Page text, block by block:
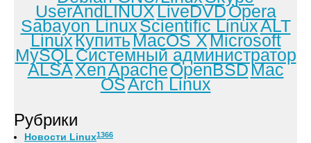
UserAndLINUXLiveDVDOpera
Sabayon LinuxScientific LinuxALT
LinuxКупитьMacOS XMicrosoft
MySQLСистемный администратор
ALSAXenApacheOpenBSDMac
OSArch Linux
Рубрики
Новости Linux1366